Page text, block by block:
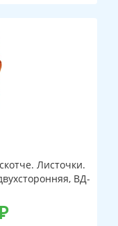
Листочки.
ВД-